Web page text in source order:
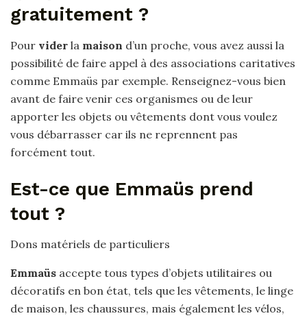
gratuitement ?
Pour vider la maison d’un proche, vous avez aussi la
possibilité de faire appel à des associations caritatives
comme Emmaüs par exemple. Renseignez-vous bien
avant de faire venir ces organismes ou de leur
apporter les objets ou vêtements dont vous voulez
vous débarrasser car ils ne reprennent pas
forcément tout.
Est-ce que Emmaüs prend
tout ?
Dons matériels de particuliers
Emmaüs accepte tous types d’objets utilitaires ou
décoratifs en bon état, tels que les vêtements, le linge
de maison, les chaussures, mais également les vélos,